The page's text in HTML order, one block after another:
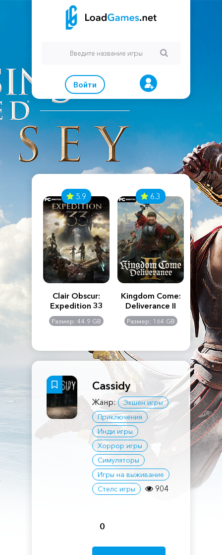
Войти
Creed
5.9
Clair Obscur:
Expedition 33
Размер: 44.9 GB
6.3
Kingdom Come:
Deliverance II
Размер: 164 GB
The
Cassidy
Жанр:
Экшен игры
Приключения
Инди игры
Хоррор игры
Симуляторы
Игры на выживание
Стелс игры
904
0